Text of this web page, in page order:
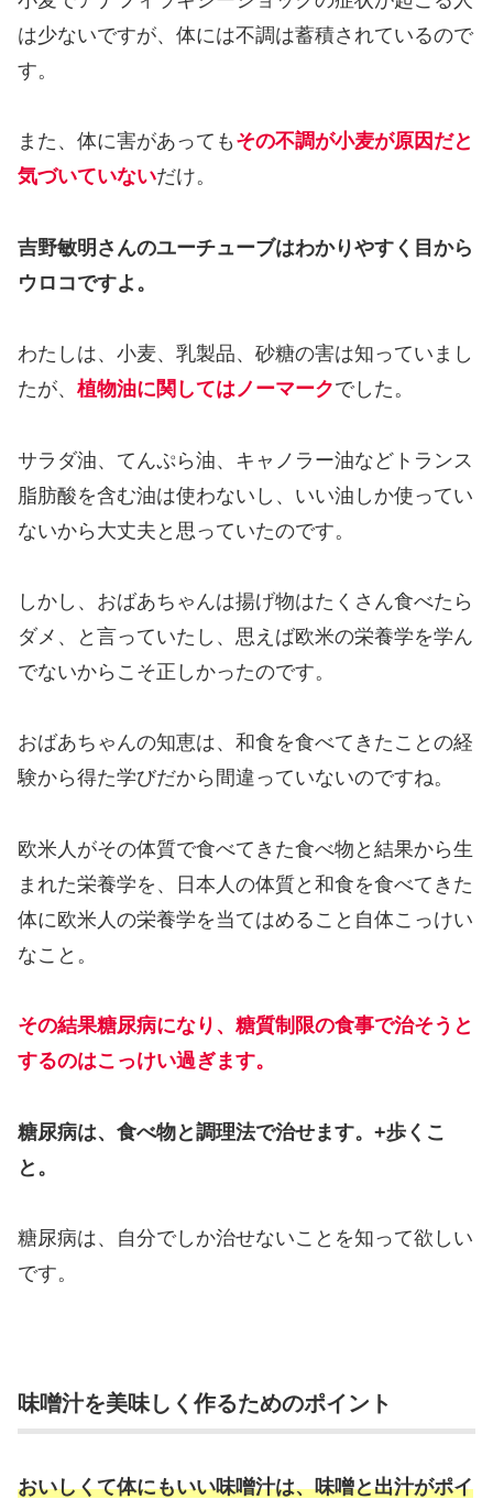
は少ないですが、体には不調は蓄積されているので
す。
また、体に害があっても その不調が小麦が原因だと
気づいていないだけ。
吉野敏明さんのユーチューブはわかりやすく目から
ウロコですよ。
わたしは、小麦、乳製品、砂糖の害は知っていまし
たが、 植物油に関してはノーマークでした。
サラダ油、てんぷら油、キャノラー油などトランス
脂肪酸を含む油は使わないし、いい油しか使ってい
ないから大丈夫と思っていたのです。
しかし、おばあちゃんは揚げ物はたくさん食べたら
ダメ、と言っていたし、思えば欧米の栄養学を学ん
でないからこそ正しかったのです。
おばあちゃんの知恵は、和食を食べてきたことの経
験から得た学びだから間違っていないのですね。
欧米人がその体質で食べてきた食べ物と結果から生
まれた栄養学を、日本人の体質と和食を食べてきた
体に欧米人の栄養学を当てはめること自体こっけい
なこと。
その結果糖尿病になり、糖質制限の食事で治そうと
するのはこっけい過ぎます。
糖尿病は、食べ物と調理法で治せます。+歩くこ
と。
糖尿病は、自分でしか治せないことを知って欲しい
です。
味噌汁を美味しく作るためのポイント
おいしくて体にもいい味噌汁は、味噌と出汁がポイ